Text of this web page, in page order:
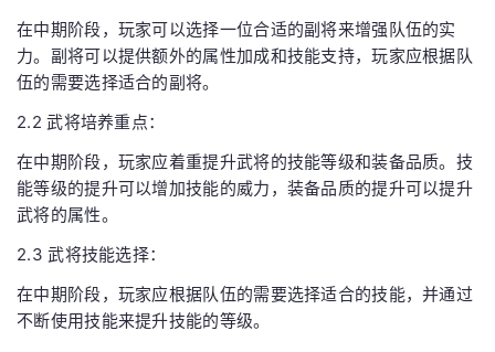
在中期阶段，玩家可以选择一位合适的副将来增强队伍的实
力。副将可以提供额外的属性加成和技能支持，玩家应根据队
伍的需要选择适合的副将。
2.2 武将培养重点：
在中期阶段，玩家应着重提升武将的技能等级和装备品质。技
能等级的提升可以增加技能的威力，装备品质的提升可以提升
武将的属性。
2.3 武将技能选择：
在中期阶段，玩家应根据队伍的需要选择适合的技能，并通过
不断使用技能来提升技能的等级。